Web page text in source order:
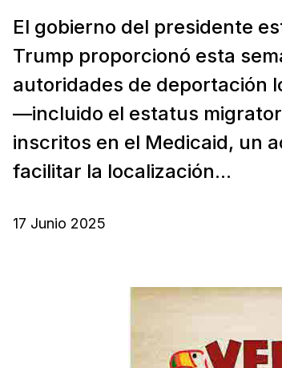
El gobierno del presidente
Trump proporcionó esta
autoridades de deportación
—incluido el estatus
inscritos en el Medicaid, un
facilitar la localización...
17 Junio 2025